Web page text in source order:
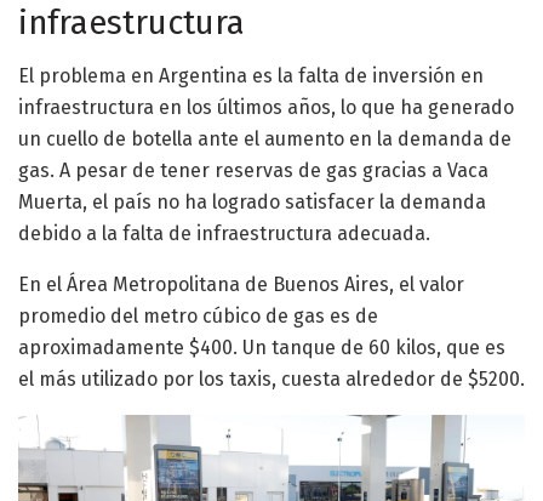
infraestructura
El problema en Argentina es la falta de inversión en
infraestructura en los últimos años, lo que ha generado
un cuello de botella ante el aumento en la demanda de
gas. A pesar de tener reservas de gas gracias a Vaca
Muerta, el país no ha logrado satisfacer la demanda
debido a la falta de infraestructura adecuada.
En el Área Metropolitana de Buenos Aires, el valor
promedio del metro cúbico de gas es de
aproximadamente $400. Un tanque de 60 kilos, que es
el más utilizado por los taxis, cuesta alrededor de $5200.